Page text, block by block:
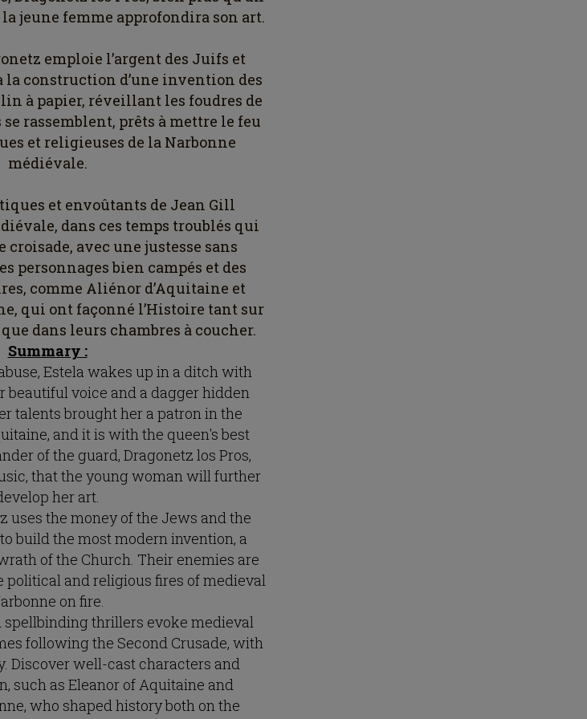
jeune femme approfondira son art.
emploie l’argent des Juifs et
la construction d’une invention des
à papier, réveillant les foudres de
rassemblent, prêts à mettre le feu
et religieuses de la Narbonne
médiévale.
et envoûtants de Jean Gill
dans ces temps troublés qui
avec une justesse sans
personnages bien campés et des
comme Aliénor d’Aquitaine et
qui ont façonné l’Histoire tant sur
dans leurs chambres à coucher.
Summary :
Estela wakes up in a ditch with
beautiful voice and a dagger hidden
talents brought her a patron in the
and it is with the queen's best
of the guard, Dragonetz los Pros,
that the young woman will further
her art.
uses the money of the Jews and the
build the most modern invention, a
of the Church. Their enemies are
political and religious fires of medieval
on fire.
spellbinding thrillers evoke medieval
following the Second Crusade, with
Discover well-cast characters and
such as Eleanor of Aquitaine and
who shaped history both on the